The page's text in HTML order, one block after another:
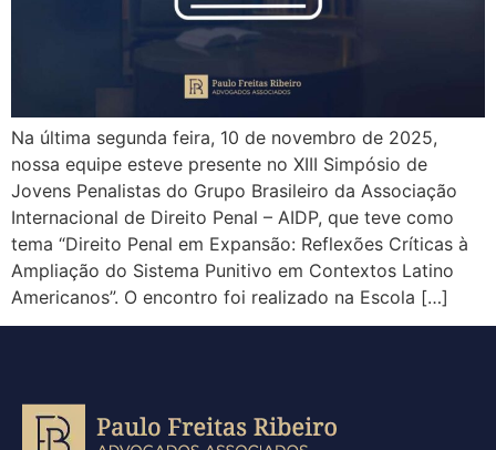
Na última segunda feira, 10 de novembro de 2025,
nossa equipe esteve presente no XIII Simpósio de
Jovens Penalistas do Grupo Brasileiro da Associação
Internacional de Direito Penal – AIDP, que teve como
tema “Direito Penal em Expansão: Reflexões Críticas à
Ampliação do Sistema Punitivo em Contextos Latino
Americanos”. O encontro foi realizado na Escola […]